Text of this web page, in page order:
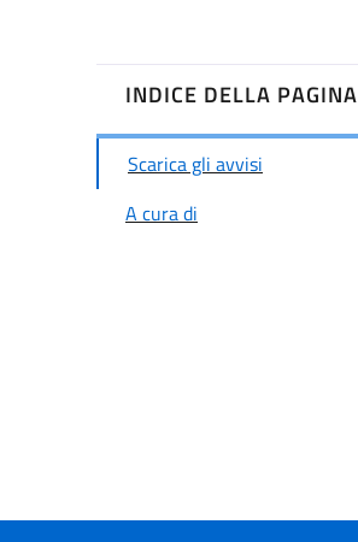
INDICE DELLA PAGINA
Scarica gli avvisi
A cura di